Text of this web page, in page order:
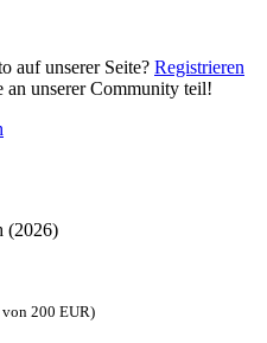
auf unserer Seite? Registrieren
an unserer Community teil!
(2026)
200 EUR)